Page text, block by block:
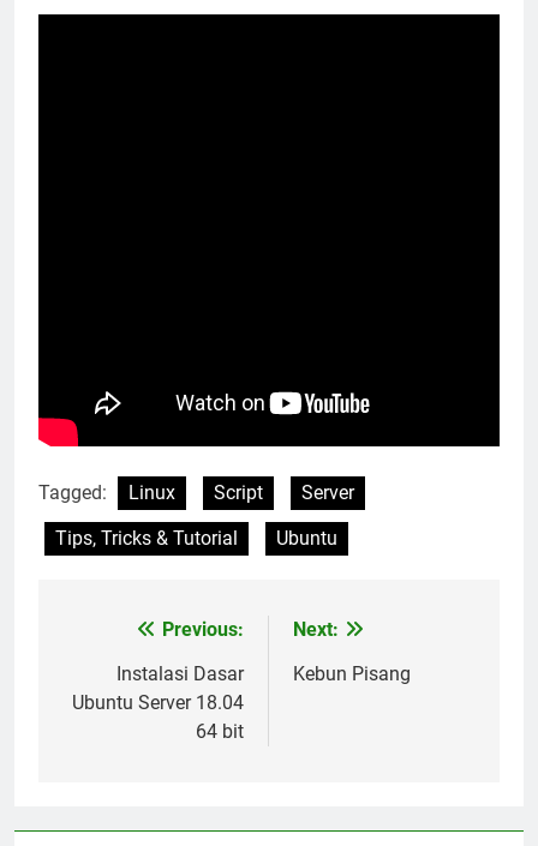
Tagged: Linux Script
Server
Tips, Tricks & Tutorial
Ubuntu
navigation
Previous:
Instalasi Dasar
Ubuntu Server 18.04
64 bit
Next:
Kebun Pisang